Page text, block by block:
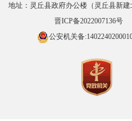
地址：灵丘县政府办公楼（灵丘县新建
晋ICP备2022007136号
公安机关备